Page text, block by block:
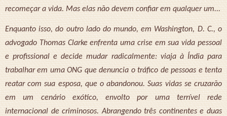
recomeçar a vida. Mas elas não devem confiar em qualquer um...
Enquanto isso, do outro lado do mundo, em Washington, D. C., o
advogado Thomas Clarke enfrenta uma crise em sua vida pessoal
e profissional e decide mudar radicalmente: viaja à Índia para
trabalhar em uma ONG que denuncia o tráfico de pessoas e tenta
reatar com sua esposa, que o abandonou. Suas vidas se cruzarão
em um cenário exótico, envolto por uma terrível rede
internacional de criminosos. Abrangendo três continentes e duas